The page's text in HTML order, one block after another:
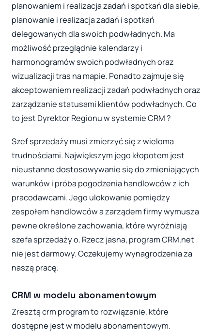
planowaniem i realizacja zadań i spotkań dla siebie,
planowanie i realizacja zadań i spotkań
delegowanych dla swoich podwładnych. Ma
możliwość przeglądnie kalendarzy i
harmonogramów swoich podwładnych oraz
wizualizacji tras na mapie. Ponadto zajmuje się
akceptowaniem realizacji zadań podwładnych oraz
zarządzanie statusami klientów podwładnych. Co
to jest Dyrektor Regionu w systemie CRM ?
Szef sprzedaży musi zmierzyć się z wieloma
trudnościami. Największym jego kłopotem jest
nieustanne dostosowywanie się do zmieniających
warunków i próba pogodzenia handlowców z ich
pracodawcami. Jego ulokowanie pomiędzy
zespołem handlowców a zarządem firmy wymusza
pewne określone zachowania, które wyróżniają
szefa sprzedaży o. Rzecz jasna, program CRM.net
nie jest darmowy. Oczekujemy wynagrodzenia za
naszą pracę.
CRM w modelu abonamentowym
Zresztą crm program to rozwiązanie, które
dostępne jest w modelu abonamentowym.